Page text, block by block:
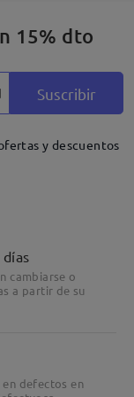
15% dto
Suscribir
y descuentos
cambiarse o
a partir de su
defectos en